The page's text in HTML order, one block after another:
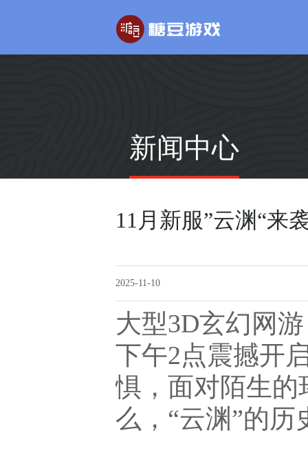
玄天之剑
新闻中心
11月新服”云渊“来
2025-11-10
大型3D玄幻网
下午2点震撼开
惧，面对陌生的
么，“云渊”的历